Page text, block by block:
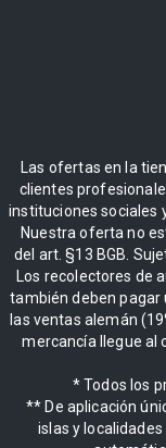
Las ofertas en la
clientes
instituciones sociales
Nuestra oferta no
del art. §13 BGB.
Los recolectores de
también deben pagar
las ventas alemán
mercancía llegue al
* Todos los
** De aplicación
islas y